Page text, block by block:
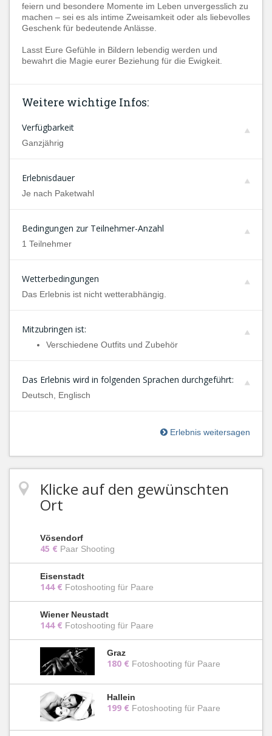
feiern und besondere Momente im Leben unvergesslich zu
machen – sei es als intime Zweisamkeit oder als liebevolles
Geschenk für bedeutende Anlässe.
Lasst Eure Gefühle in Bildern lebendig werden und
bewahrt die Magie eurer Beziehung für die Ewigkeit.
Weitere wichtige Infos:
Verfügbarkeit
Ganzjährig
Erlebnisdauer
Je nach Paketwahl
Bedingungen zur Teilnehmer-Anzahl
1 Teilnehmer
Wetterbedingungen
Das Erlebnis ist nicht wetterabhängig.
Mitzubringen ist:
Verschiedene Outfits und Zubehör
Das Erlebnis wird in folgenden Sprachen durchgeführt:
Deutsch, Englisch
Erlebnis weitersagen
Klicke auf den gewünschten
Ort
Vösendorf
45 € Paar Shooting
Eisenstadt
144 € Fotoshooting für Paare
Wiener Neustadt
144 € Fotoshooting für Paare
Graz
180 € Fotoshooting für Paare
Hallein
199 € Fotoshooting für Paare